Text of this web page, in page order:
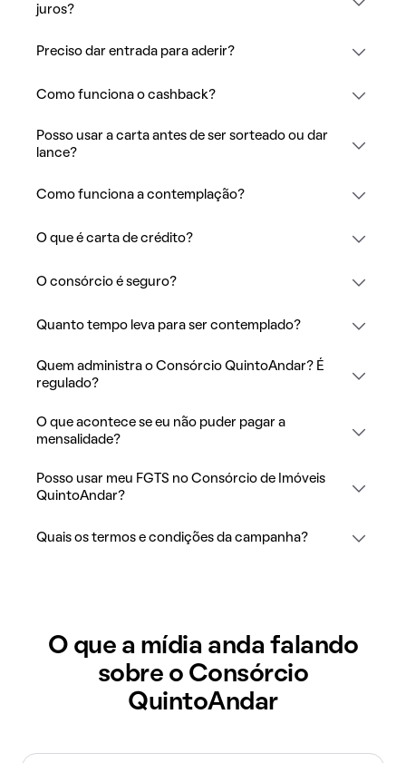
juros?
Preciso dar entrada para aderir?
Como funciona o cashback?
Posso usar a carta antes de ser sorteado ou dar
lance?
Como funciona a contemplação?
O que é carta de crédito?
O consórcio é seguro?
Quanto tempo leva para ser contemplado?
Quem administra o Consórcio QuintoAndar? É
regulado?
O que acontece se eu não puder pagar a
mensalidade?
Posso usar meu FGTS no Consórcio de Imóveis
QuintoAndar?
Quais os termos e condições da campanha?
O que a mídia anda falando
sobre o Consórcio
QuintoAndar